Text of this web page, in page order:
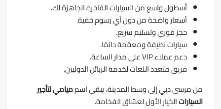
أسطول واسع من السيارات الفاخرة الجاهزة لك.
أسعار واضحة من دون أي رسوم خفية.
حجز فوري وتسليم سريع.
سيارات نظيفة ومعقمة دائمًا.
دعم عملاء VIP على مدار الساعة.
فريق متعدد اللغات لخدمة الزبائن الدوليين.
من مرسى دبي إلى وسط المدينة، يبقى اسمميامي لتأجير
السياراتالخيار الأول لعشاق الفخامة.